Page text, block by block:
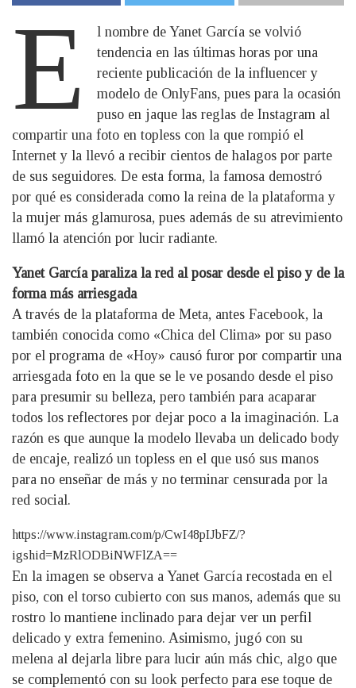
E
l nombre de Yanet García se volvió
tendencia en las últimas horas por una
reciente publicación de la influencer y
modelo de OnlyFans, pues para la ocasión
puso en jaque las reglas de Instagram al
compartir una foto en topless con la que rompió el
Internet y la llevó a recibir cientos de halagos por parte
de sus seguidores. De esta forma, la famosa demostró
por qué es considerada como la reina de la plataforma y
la mujer más glamurosa, pues además de su atrevimiento
llamó la atención por lucir radiante.
Yanet García paraliza la red al posar desde el piso y de la
forma más arriesgada
A través de la plataforma de Meta, antes Facebook, la
también conocida como «Chica del Clima» por su paso
por el programa de «Hoy» causó furor por compartir una
arriesgada foto en la que se le ve posando desde el piso
para presumir su belleza, pero también para acaparar
todos los reflectores por dejar poco a la imaginación. La
razón es que aunque la modelo llevaba un delicado body
de encaje, realizó un topless en el que usó sus manos
para no enseñar de más y no terminar censurada por la
red social.
https://www.instagram.com/p/CwI48pIJbFZ/?
igshid=MzRlODBiNWFlZA==
En la imagen se observa a Yanet García recostada en el
piso, con el torso cubierto con sus manos, además que su
rostro lo mantiene inclinado para dejar ver un perfil
delicado y extra femenino. Asimismo, jugó con su
melena al dejarla libre para lucir aún más chic, algo que
se complementó con su look perfecto para ese toque de